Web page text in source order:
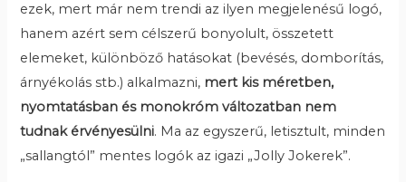
ezek, mert már nem trendi az ilyen megjelenésű logó,
hanem azért sem célszerű bonyolult, összetett
elemeket, különböző hatásokat (bevésés, domborítás,
árnyékolás stb.) alkalmazni, mert kis méretben,
nyomtatásban és monokróm változatban nem
tudnak érvényesülni. Ma az egyszerű, letisztult, minden
„sallangtól” mentes logók az igazi „Jolly Jokerek”.